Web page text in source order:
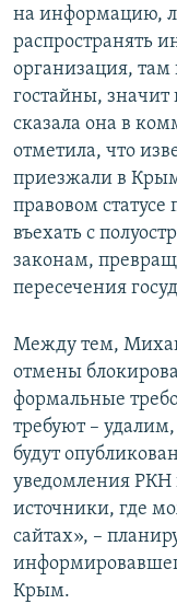
на информацию,
распространять
организация,
гостайны,
сказала она в
отметила, что
приезжали в
правовом статусе
въехать с
законам,
пересечения
Между тем,
отмены
формальные
требуют – удалим,
будут
уведомления РКН
источники, где
сайтах», –
Крым.